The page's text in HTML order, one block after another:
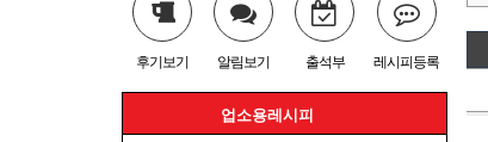
후기보기 알림보기 출석부 레시피등록
업소용레시피